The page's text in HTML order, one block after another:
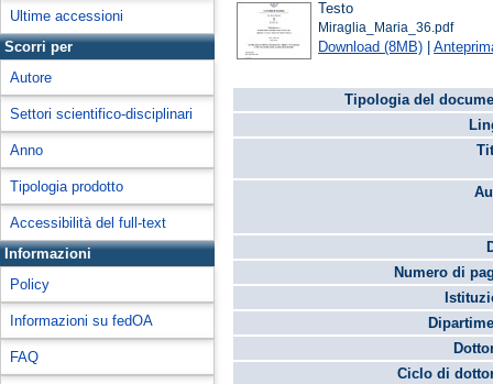
Ultime accessioni
Scorri per
Autore
Settori scientifico-disciplinari
Anno
Tipologia prodotto
Accessibilità del full-text
Informazioni
Policy
Informazioni su fedOA
FAQ
Testo
Miraglia_Maria_36.pdf
Download (8MB) |
Tipologia del
Numero di
Ciclo di